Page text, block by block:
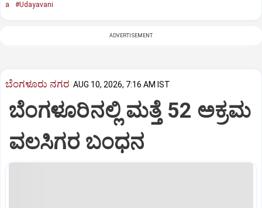
a
#Udayavani
ADVERTISEMENT
ಬೆಂಗಳೂರು ನಗರ AUG 10, 2026, 7:16 AM IST
ಬೆಂಗಳೂರಿನಲ್ಲಿ ಮತ್ತೆ 52 ಅಕ್ರಮ
ವಲಸಿಗರ ಬಂಧನ